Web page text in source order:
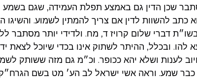
שכן הדין גם באמצע תפלת העמידה, שגם בשמע
כתב להשוות לדין אם צריך להמתין לשמוע. והשיגו
דברי שלום קרויז ד, מח. ולדידי יותר מסתבר
להו. ובכלל, ההיתר לשתוק אינו בכדי שיוכל לצאת
לענות ושלא יהא ככופר. וכ״מ גם מזה ששותק
שמע. וראה אשי ישראל לב הע׳ מט בשם הגרח״ק.